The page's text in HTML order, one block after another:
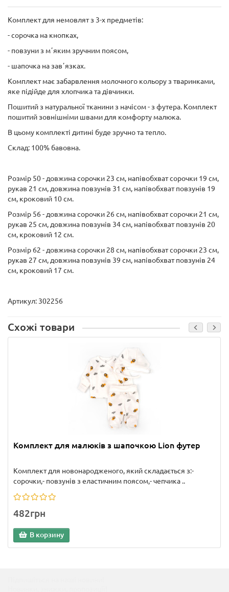
Комплект для немовлят з 3-х предметів:
- сорочка на кнопках,
- повзуни з мʼяким зручним поясом,
- шапочка на завʼязках.
Комплект має забарвлення молочного кольору з тваринками,
яке підійде для хлопчика та дівчинки.
Пошитий з натуральної тканини з начісом - з футера. Комплект
пошитий зовнішніми швами для комфорту малюка.
В цьому комплекті дитині буде зручно та тепло.
Склад: 100% бавовна.
Розмір 50 - довжина сорочки 23 см, напівобхват сорочки 19 см,
рукав 21 см, довжина повзунів 31 см, напівобхват повзунів 19
см, кроковий 10 см.
Розмір 56 - довжина сорочки 26 см, напівобхват сорочки 21 см,
рукав 25 см, довжина повзунів 34 см, напівобхват повзунів 20
см, кроковий 12 см.
Розмір 62 - довжина сорочки 28 см, напівобхват сорочки 23 см,
рукав 27 см, довжина повзунів 39 см, напівобхват повзунів 24
см, кроковий 17 см.
Артикул: 302256
Схожі товари
Комплект для малюків з шапочкою Lion футер
Комплект для новонародженого, який складається з:-
сорочки,- повзунів з еластичним поясом,- чепчика ..
482грн
В корзину